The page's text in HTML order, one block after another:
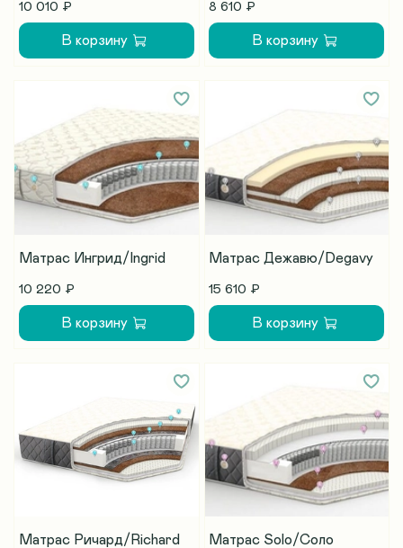
10 010 ₽
В корзину
8 610 ₽
В корзину
Матрас Ингрид/Ingrid
10 220 ₽
В корзину
Матрас Дежавю/Degavy
15 610 ₽
В корзину
Матрас Ричард/Richard Матрас Solo/Соло